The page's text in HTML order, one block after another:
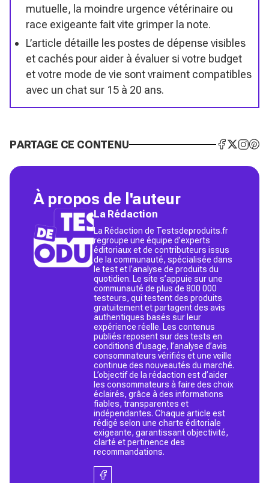
mutuelle, la moindre urgence vétérinaire ou
race exigeante fait vite grimper la note.
L’article détaille les postes de dépense visibles
et cachés pour aider à évaluer si votre budget
et votre mode de vie sont vraiment compatibles
avec un chat sur 15 à 20 ans.
PARTAGE CE CONTENU
À propos de l'auteur
La Rédaction
La Rédaction de Testsdeproduits.fr
regroupe une équipe d’experts
éditoriaux et de contributeurs issus
de la communauté, spécialisée dans
le test et l’analyse de produits du
quotidien. Le site s’appuie sur une
communauté de plus de 800 000
testeurs, qui testent des produits
gratuitement et partagent des avis
authentiques basés sur leur
expérience réelle. Les contenus
publiés reposent sur des tests en
conditions d’usage, l’analyse d’avis
consommateurs vérifiés et une veille
continue des nouveautés du marché.
L’objectif de la rédaction est d’aider
les consommateurs à faire des choix
éclairés, grâce à des informations
fiables, transparentes et
indépendantes. Chaque article est
rédigé selon une charte éditoriale
exigeante, garantissant objectivité,
clarté et pertinence des
recommandations.